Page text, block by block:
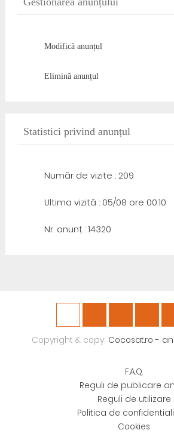
Modifică anunțul
Elimină anunțul
Statistici privind anunțul
Număr de vizite : 209
Ultima vizită : 05/08 ore 00:10
Nr. anunț : 14320
Copyright & copy; Cocosat.ro -
F.A.Q.
Reguli de publicare
Reguli de utilizare
Politica de
Cookies